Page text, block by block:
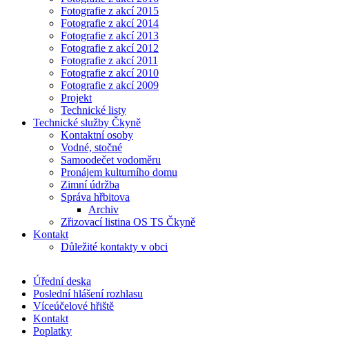
Fotografie z akcí 2015
Fotografie z akcí 2014
Fotografie z akcí 2013
Fotografie z akcí 2012
Fotografie z akcí 2011
Fotografie z akcí 2010
Fotografie z akcí 2009
Projekt
Technické listy
Technické služby Čkyně
Kontaktní osoby
Vodné, stočné
Samoodečet vodoměru
Pronájem kulturního domu
Zimní údržba
Správa hřbitova
Archiv
Zřizovací listina OS TS Čkyně
Kontakt
Důležité kontakty v obci
Úřední deska
Poslední hlášení rozhlasu
Víceúčelové hřiště
Kontakt
Poplatky